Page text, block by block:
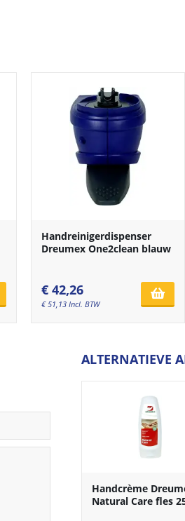
Handreinigerdispenser
Dreumex One2clean blauw
€ 42,26
€ 51,13 Incl. BTW
ALTERNATIEVE
Handcrème
Natural Care fles